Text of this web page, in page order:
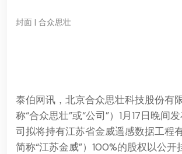
封面 | 合众思壮
泰伯网讯，北京合众思壮科技股份有
称“合众思壮”或“公司”）1月17日晚间
司拟将持有江苏省金威遥感数据工程
简称“江苏金威”）100%的股权以公开